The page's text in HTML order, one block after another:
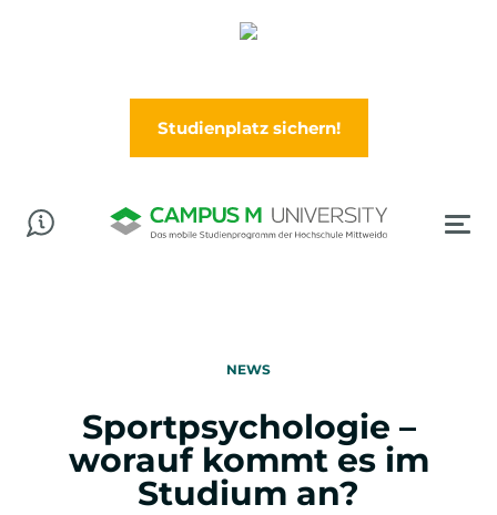
Studienplatz sichern!
NEWS
Sportpsychologie –
worauf kommt es im
Studium an?